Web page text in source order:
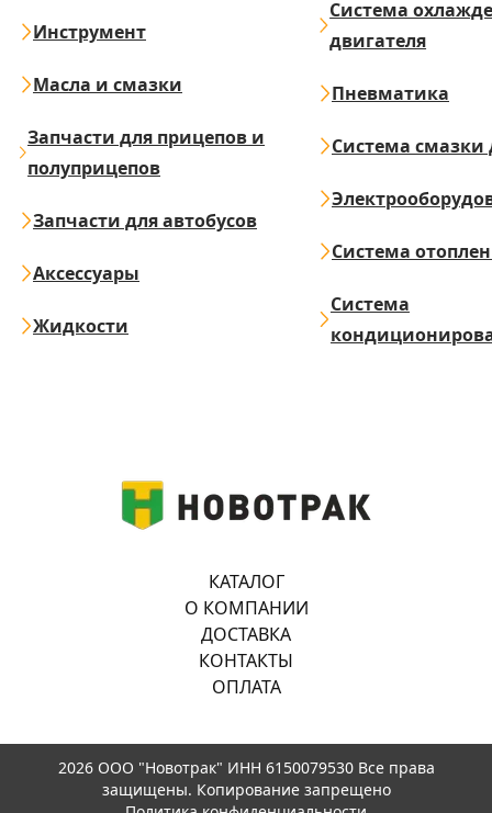
Инструмент
Масла и смазки
Запчасти для прицепов и
полуприцепов
Запчасти для автобусов
Аксессуары
Жидкости
Система
двигателя
Пневматика
Система смазки
Система
Система
КАТАЛОГ
О КОМПАНИИ
ДОСТАВКА
КОНТАКТЫ
ОПЛАТА
2026 ООО "Новотрак" ИНН 6150079530 Все права
защищены. Копирование запрещено